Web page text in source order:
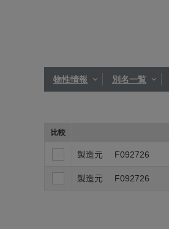
物性情報 別名一覧
比較
製造元 F092726
製造元 F092726